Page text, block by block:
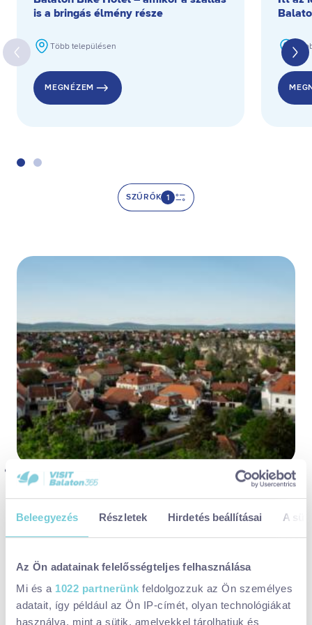
Beleegyezés Részletek Hirdetés beállításai A
Az Ön adatainak felelősségteljes felhasználása
Mi és a 1022 partnerünk feldolgozzuk az Ön személyes
adatait, így például az Ön IP-címét, olyan technológiákat
használva, mint a sütik, amelyekkel tárolhatjuk és
is a bringás élmény része
Több településen
MEGNÉZEM
SZŰRŐK 1
GASZTRO ROMANTIKUS
Digitális élmények, macskaköves
utcák és emlékezetes ízek -
Veszprém két nap alatt sem fogyott
Veszprém
Vannak városok, amelyekhez idő kell. Több látogatás, több séta,
mire igazán megmutatják magukat. Veszprém viszont már az első